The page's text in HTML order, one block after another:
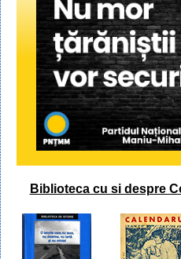
Biblioteca cu si despre